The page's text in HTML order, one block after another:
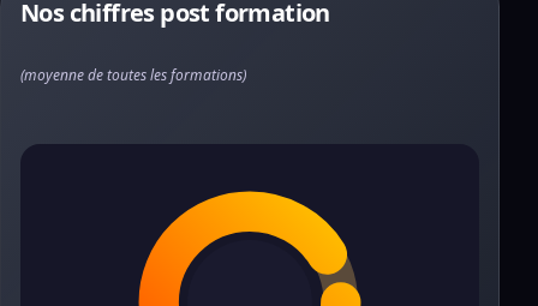
Nos chiffres post formation
(moyenne de toutes les formations)